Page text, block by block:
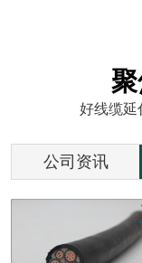
好线缆延
公司资讯